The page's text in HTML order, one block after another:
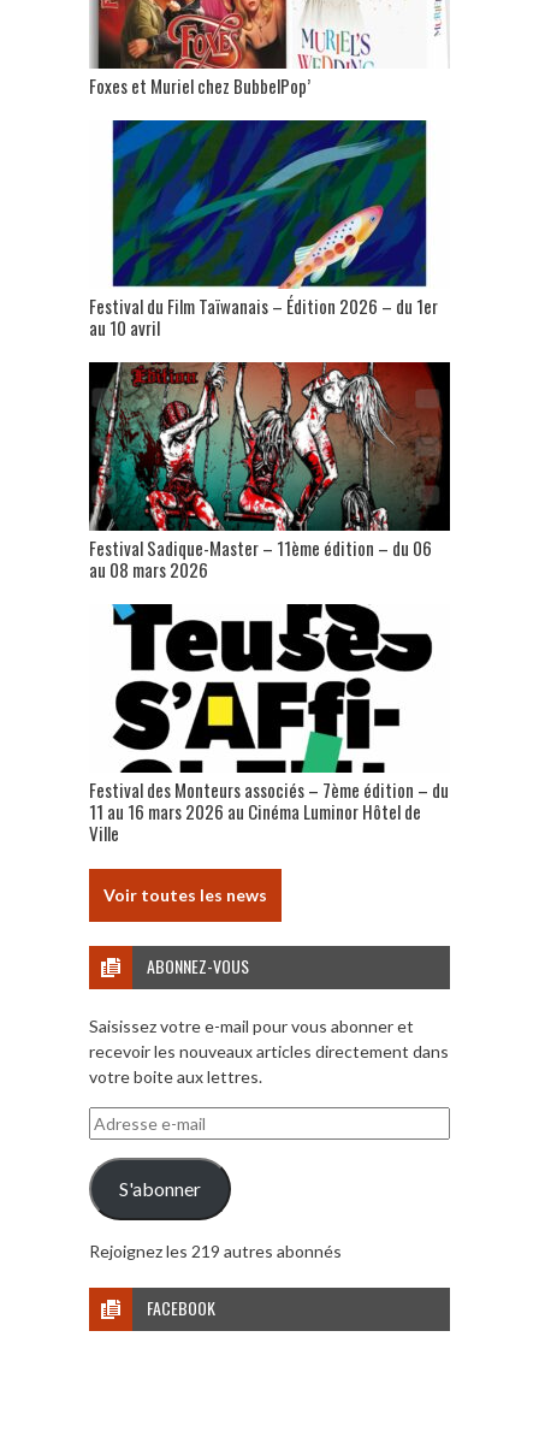
Foxes et Muriel chez BubbelPop’
Festival du Film Taïwanais – Édition 2026 – du 1er
au 10 avril
Festival Sadique-Master – 11ème édition – du 06
au 08 mars 2026
Festival des Monteurs associés – 7ème édition – du
11 au 16 mars 2026 au Cinéma Luminor Hôtel de
Ville
Voir toutes les news
ABONNEZ-VOUS
Saisissez votre e-mail pour vous abonner et
recevoir les nouveaux articles directement dans
votre boite aux lettres.
Adresse
e-
mail
S'abonner
Rejoignez les 219 autres abonnés
FACEBOOK